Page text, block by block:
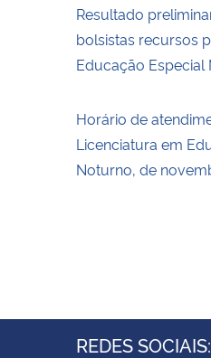
Resultado
bolsistas recursos
Educação Especial
Horário de
Licenciatura em
Noturno, de
REDES SOCIAIS: